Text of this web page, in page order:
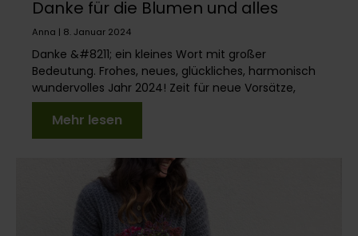
Danke für die Blumen und alles
andere.
Anna | 8. Januar 2024
Danke &#8211; ein kleines Wort mit großer
Bedeutung. Frohes, neues, glückliches, harmonisch
wundervolles Jahr 2024! Zeit für neue Vorsätze,
richtig? V...
Mehr lesen